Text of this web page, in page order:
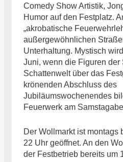
Comedy Show Artistik,
Humor auf den Festplatz.
„akrobatische
außergewöhnlichen
Unterhaltung. Mystisch
Juni, wenn die Figuren der
Schattenwelt über das
krönenden Abschluss des
Jubiläumswochenendes
Feuerwerk am
Der Wollmarkt ist montags
22 Uhr geöffnet. An den
der Festbetrieb bereits um